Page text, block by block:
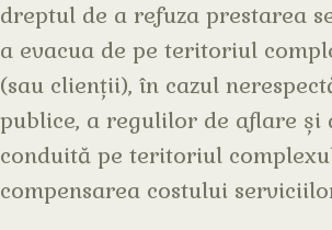
dreptul de a refuza prestarea
a evacua de pe teritoriul
(sau clienții), în cazul
publice, a regulilor de aflare și
conduită pe teritoriul
compensarea costului